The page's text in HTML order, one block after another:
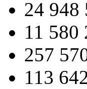
24 948
11 580
257
113